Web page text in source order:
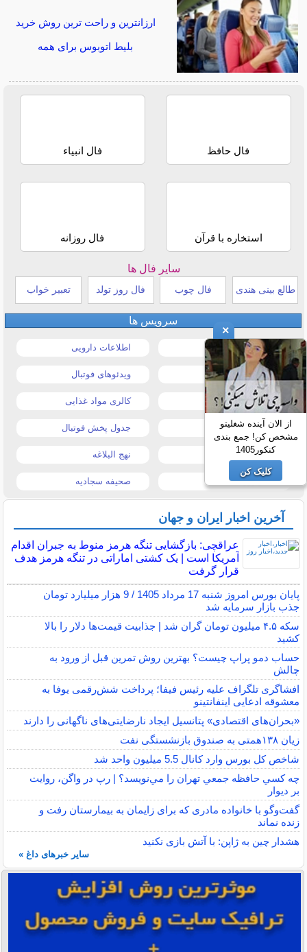
ارزانترین و راحت ترین روش خرید
بلیط اتوبوس برای همه
فال حافظ فال انبیاء
استخاره با قرآن فال روزانه
سایر فال ها
طالع بینی هندی فال چوب فال روز تولد تعبیر خواب
سرویس ها
قیمت خودرو اطلاعات دارویی
قیمت طلا و سکه ویدئوهای فوتبال
قیمت دلار کالری مواد غذایی
قیمت موبایل جدول پخش فوتبال
قیمت تبلت نهج البلاغه
تیتر روزنامه ها صحیفه سجادیه
آخرین اخبار ایران و جهان
عراقچی: بازگشایی تنگه هرمز منوط به جبران اقدام
آمریکا است | یک کشتی اماراتی در تنگه هرمز هدف
قرار گرفت
پایان بورس امروز شنبه 17 مرداد 1405 / 9 هزار میلیارد تومان
جذب بازار سرمایه شد
سکه ۴.۵ میلیون تومان گران شد | جذابیت قیمت‌ها دلار را بالا
کشید
حساب دمو پراپ چیست؟ بهترین روش تمرین قبل از ورود به
چالش
افشاگری تلگراف علیه رئیس فیفا؛ پرداخت شش‌رقمی یوفا به
معشوقه ادعایی اینفانتینو
«بحران‌های اقتصادی» پتانسیل ایجاد نارضایتی‌های ناگهانی را دارند
زیان ۱۳۸همتی به صندوق بازنشستگی نفت
شاخص کل بورس وارد کانال 5.5 میلیون واحد شد
چه كسي حافظه جمعي تهران را مي‌نويسد؟ | رپ در واگن، روايت
بر ديوار
گفت‌وگو با خانواده مادری که برای زایمان به بیمارستان رفت و
زنده نماند
هشدار چین به ژاپن: با آتش بازی نکنید
سایر خبرهای داغ »
×
از الان آینده شغلیتو
مشخص کن! جمع بندی
کنکور1405
کلیک کن